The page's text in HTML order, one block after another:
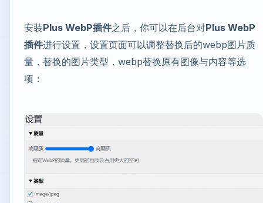
安装Plus WebP插件之后，你可以在后台对Plus WebP
插件进行设置，设置页面可以调整替换后的webp图片质
量，替换的图片类型，webp替换原有图像与内容等选
项：